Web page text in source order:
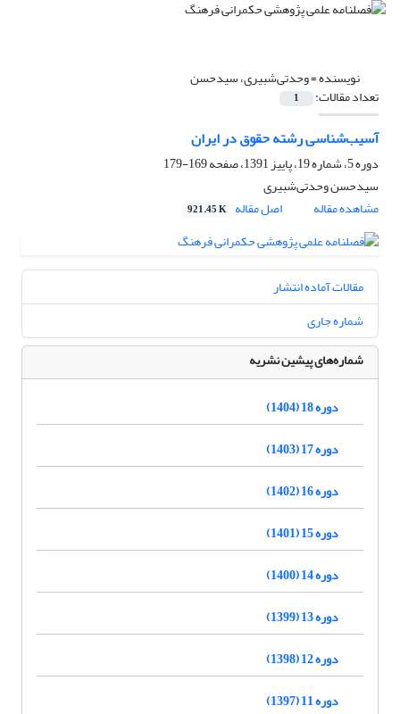
نویسنده =وحدتی‌شبیری، سیدحسن
تعداد مقالات: 1
آسیب‌شناسی رشته حقوق در ایران
دوره 5، شماره 19، پاییز 1391، صفحه
169-179
سیدحسن وحدتی‌شبیری
مشاهده مقاله
اصل مقاله 921.45 K
مقالات آماده انتشار
شماره جاری
شماره‌های پیشین نشریه
دوره 18 (1404)
دوره 17 (1403)
دوره 16 (1402)
دوره 15 (1401)
دوره 14 (1400)
دوره 13 (1399)
دوره 12 (1398)
دوره 11 (1397)